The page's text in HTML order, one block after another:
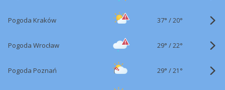
Pogoda Kraków 37° /20°
Pogoda Wrocław 29° /22°
Pogoda Poznań 29° /21°